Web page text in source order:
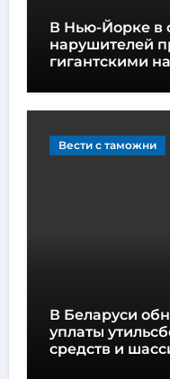
В Нью-Йорке в
нарушителей
гигантскими
Вести с таможни
В Беларуси
уплаты
средств и